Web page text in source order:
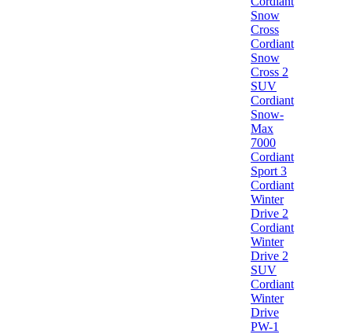
Snow
Cross
Cordiant
Snow
Cross 2
SUV
Cordiant
Snow-
Max
7000
Cordiant
Sport 3
Cordiant
Winter
Drive 2
Cordiant
Winter
Drive 2
SUV
Cordiant
Winter
Drive
PW-1